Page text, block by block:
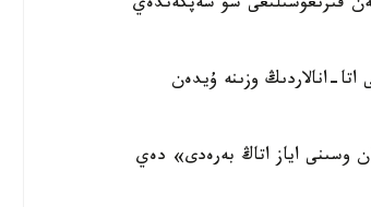
قىزىعۋشىلىعى سۋ سەپكەندەي
اتا-انالاردىڭ وزىنە ۇيدەن
وسىنى اياز اتاڭ بەرەدى» دەي